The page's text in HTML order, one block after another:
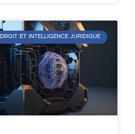
DROIT ET INTELLIGENCE JURIDIQUE